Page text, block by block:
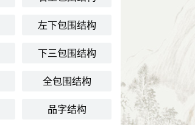
左下包围结构
下三包围结构
全包围结构
品字结构